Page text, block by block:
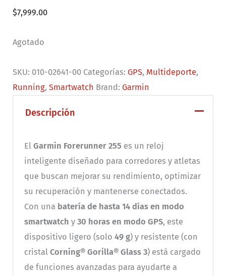
$7,999.00
Agotado
SKU: 010-02641-00 Categorías: GPS, Multideporte,
Running,Smartwatch Brand: Garmin
Descripción
El Garmin Forerunner 255 es un reloj
inteligente diseñado para corredores y atletas
que buscan mejorar su rendimiento, optimizar
su recuperación y mantenerse conectados.
Con una batería de hasta 14 días en modo
smartwatch y 30 horas en modo GPS, este
dispositivo ligero (solo 49 g) y resistente (con
cristal Corning® Gorilla® Glass 3) está cargado
de funciones avanzadas para ayudarte a